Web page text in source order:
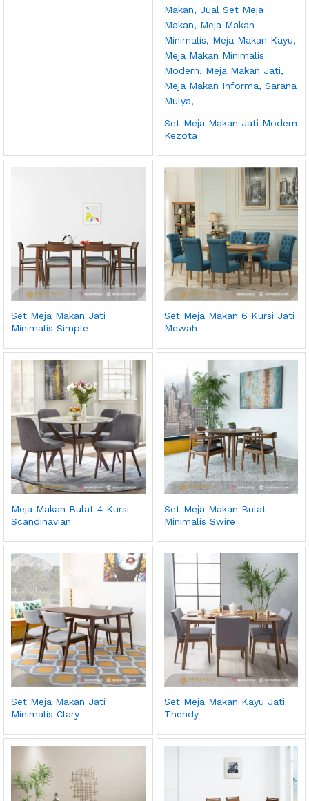
Set Meja Makan Jati Modern
Kezota
Set Meja Makan Jati
Minimalis Simple
Set Meja Makan 6 Kursi Jati
Mewah
Meja Makan Bulat 4 Kursi
Scandinavian
Set Meja Makan Bulat
Minimalis Swire
Set Meja Makan Jati
Minimalis Clary
Set Meja Makan Kayu Jati
Thendy